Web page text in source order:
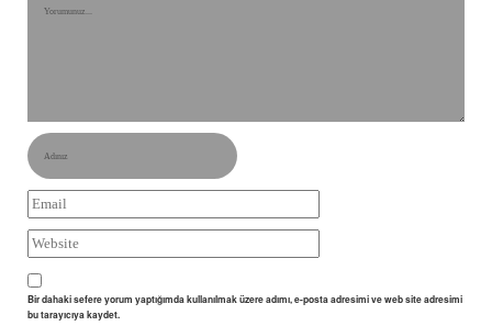
Bir dahaki sefere yorum yaptığımda kullanılmak üzere adımı, e-posta adresimi ve web site adresimi
bu tarayıcıya kaydet.